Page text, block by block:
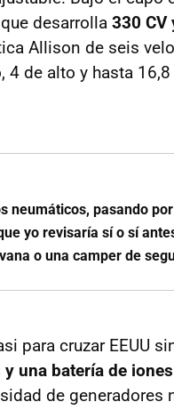
desarrolla 330 CV
Allison de seis
de alto y hasta
neumáticos, pasando
yo revisaría sí o sí
o una camper de
para cruzar EEUU
una batería de
de generadores